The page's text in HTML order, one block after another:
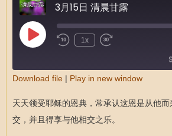
3月15日 清晨甘露
1x
RSS FEED
LINK
Download file | Play in new window
天天领受耶稣的恩典，常承认这恩是从他
交，并且得享与他相交之乐。